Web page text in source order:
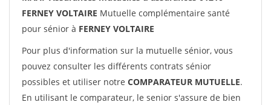
FERNEY VOLTAIRE Mutuelle complémentaire santé
pour sénior à FERNEY VOLTAIRE
Pour plus d'information sur la mutuelle sénior, vous
pouvez consulter les différents contrats sénior
possibles et utiliser notre COMPARATEUR MUTUELLE.
En utilisant le comparateur, le senior s'assure de bien